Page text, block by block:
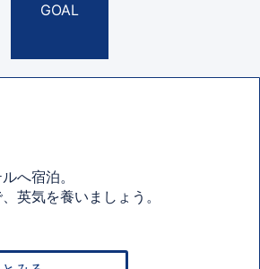
GOAL
へ宿泊。
英気を養いましょう。